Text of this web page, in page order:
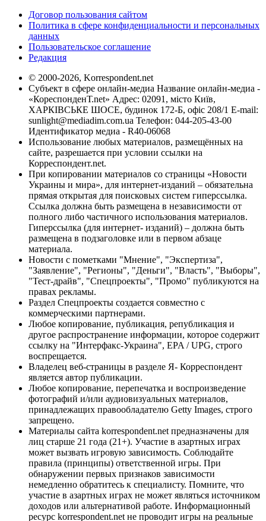
Договор пользования сайтом
Политика в сфере конфиденциальности и персональных
данных
Пользовательское соглашение
Редакция
© 2000-2026, Korrespondent.net
Субъект в сфере онлайн-медиа Название онлайн-медиа -
«КореспонденТ.net» Адрес: 02091, місто Київ,
ХАРКІВСЬКЕ ШОСЕ, будинок 172-Б, офіс 208/1 E-mail:
sunlight@mediadim.com.ua Телефон: 044-205-43-00
Идентификатор медиа - R40-06068
Использование любых материалов, размещённых на
сайте, разрешается при условии ссылки на
Корреспондент.net.
При копировании материалов со страницы «Новости
Украины и мира», для интернет-изданий – обязательна
прямая открытая для поисковых систем гиперссылка.
Ссылка должна быть размещена в независимости от
полного либо частичного использования материалов.
Гиперссылка (для интернет- изданий) – должна быть
размещена в подзаголовке или в первом абзаце
материала.
Новости с пометками "Мнение", "Экспертиза",
"Заявление", "Регионы", "Деньги", "Власть", "Выборы",
"Тест-драйв", "Спецпроекты", "Промо" публикуются на
правах рекламы.
Раздел Спецпроекты создается совместно с
коммерческими партнерами.
Любое копирование, публикация, републикация и
другое распространение информации, которое содержит
ссылку на "Интерфакс-Украина", EPA / UPG, строго
воспрещается.
Владелец веб-страницы в разделе Я- Корреспондент
является автор публикации.
Любое копирование, перепечатка и воспроизведение
фотографий и/или аудиовизуальных материалов,
принадлежащих правообладателю Getty Images, строго
запрещено.
Материалы сайта korrespondent.net предназначены для
лиц старше 21 года (21+). Участие в азартных играх
может вызвать игровую зависимость. Соблюдайте
правила (принципы) ответственной игры. При
обнаружении первых признаков зависимости
немедленно обратитесь к специалисту. Помните, что
участие в азартных играх не может являться источником
доходов или альтернативой работе. Информационный
ресурс korrespondent.net не проводит игры на реальные